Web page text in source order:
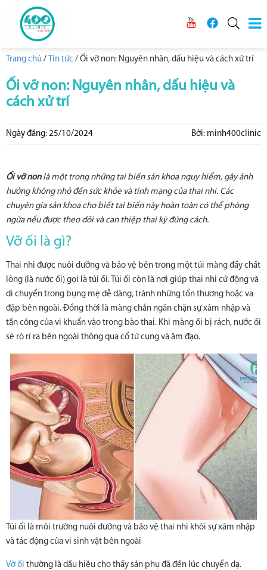
Trang chủ / Tin tức / Ối vỡ non: Nguyên nhân, dấu hiệu và cách xử trí
Ối vỡ non: Nguyên nhân, dấu hiệu và
cách xử trí
Ngày đăng: 25/10/2024 Bởi: minh400clinic
Ối vỡ nonlà một trong những tai biến sản khoa nguy hiểm, gây ảnh
hưởng không nhỏ đến sức khỏe và tính mạng của thai nhi. Các
chuyên gia sản khoa cho biết tai biến này hoàn toàn có thể phòng
ngừa nếu được theo dõi và can thiệp thai kỳ đúng cách.
Vỡ ối là gì?
Thai nhi được nuôi dưỡng và bảo vệ bên trong một túi màng đầy chất
lỏng (là nước ối) gọi là túi ối. Túi ối còn là nơi giúp thai nhi cử động và
di chuyển trong bụng mẹ dễ dàng, tránh những tổn thương hoặc va
đập bên ngoài. Đồng thời là màng chắn ngăn chặn sự xâm nhập và
tấn công của vi khuẩn vào trong bào thai. Khi màng ối bị rách, nước ối
sẽ rò rỉ ra bên ngoài thông qua cổ tử cung và âm đạo.
Túi ối là môi trường nuôi dưỡng và bảo vệ thai nhi khỏi sự xâm nhập
và tác động của vi sinh vật bên ngoài
Vỡ ối thường là dấu hiệu cho thấy sản phụ đã đến lúc chuyển dạ.